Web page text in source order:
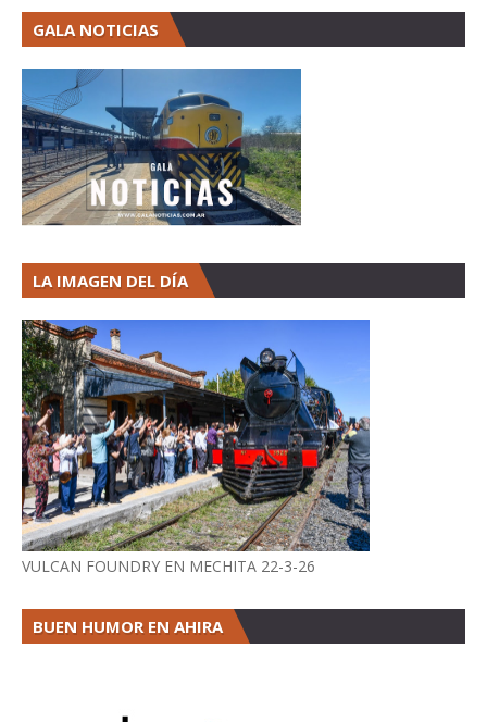
GALA NOTICIAS
LA IMAGEN DEL DÍA
VULCAN FOUNDRY EN MECHITA 22-3-26
BUEN HUMOR EN AHIRA